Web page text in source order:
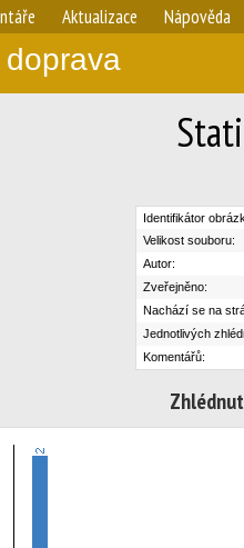
Aktualizace Nápověda
Identifikátor
Velikost souboru:
Autor:
Zveřejněno:
Nachází se na
Jednotlivých
Komentářů: